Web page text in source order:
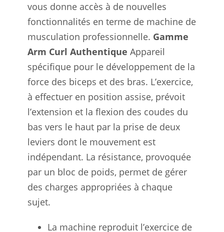
vous donne accès à de nouvelles
fonctionnalités en terme de machine de
musculation professionnelle. Gamme
Arm Curl Authentique Appareil
spécifique pour le développement de la
force des biceps et des bras. L’exercice,
à effectuer en position assise, prévoit
l’extension et la flexion des coudes du
bas vers le haut par la prise de deux
leviers dont le mouvement est
indépendant. La résistance, provoquée
par un bloc de poids, permet de gérer
des charges appropriées à chaque
sujet.
La machine reproduit l’exercice de